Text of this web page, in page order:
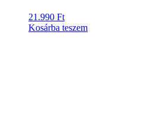
21.990 Ft
Kosárba teszem